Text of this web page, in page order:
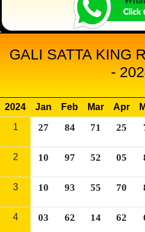
GALI SATTA KING
-
2024 Jan Feb Mar Apr
1
27 84 71 25
2 10 97 52 05
3 10 93 55 70
4 03 62 14 62